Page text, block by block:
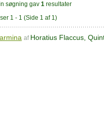
søgning gav 1 resultater
1 - 1 (Side 1 af 1)
af Horatius Flaccus,